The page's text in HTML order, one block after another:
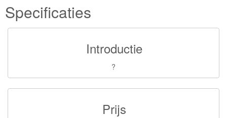
Specificaties
Introductie
?
Prijs